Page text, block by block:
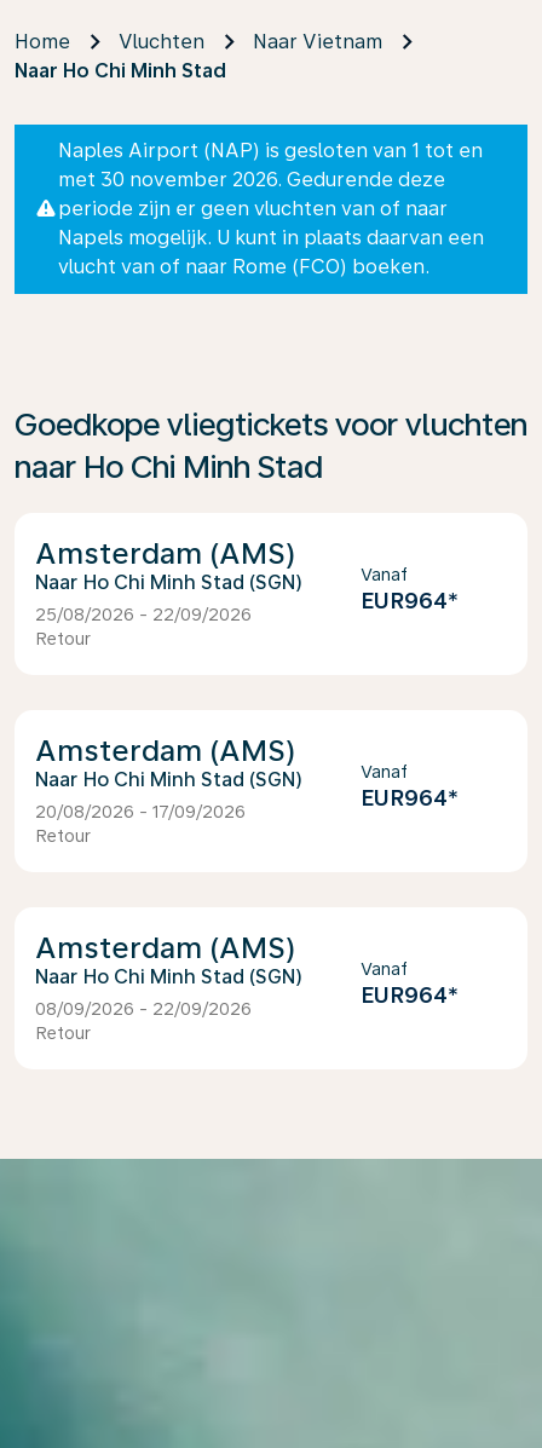
Home Vluchten
Naar Vietnam
Naar Ho Chi Minh Stad
Naples Airport (NAP) is gesloten van 1 tot en
met 30 november 2026. Gedurende deze
periode zijn er geen vluchten van of naar
Napels mogelijk. U kunt in plaats daarvan een
vlucht van of naar Rome (FCO) boeken.
Goedkope vliegtickets voor vluchten
naar Ho Chi Minh Stad
Amsterdam (AMS)
Ho Chi Minh Stad (SGN)
25/08/2026 - 22/09/2026
Retour
Vanaf
EUR964*
Amsterdam (AMS)
Ho Chi Minh Stad (SGN)
20/08/2026 - 17/09/2026
Retour
Vanaf
EUR964*
Amsterdam (AMS)
Ho Chi Minh Stad (SGN)
08/09/2026 - 22/09/2026
Retour
Vanaf
EUR964*